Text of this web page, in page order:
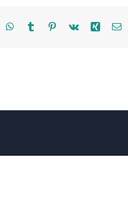
WhatsApp
Tumblr Pinterest
Vk Xing